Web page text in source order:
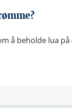
å beholde lua